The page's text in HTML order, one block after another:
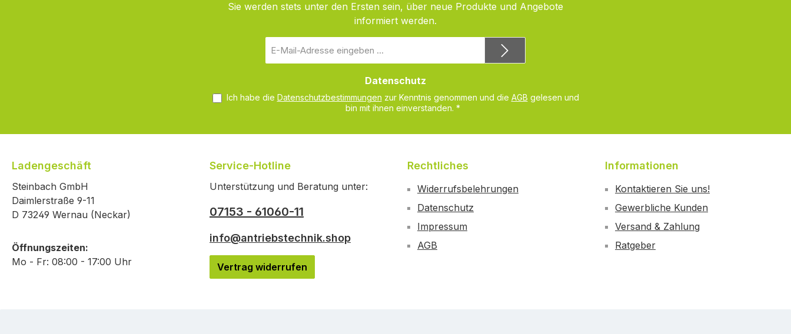
Sie werden stets unter den Ersten sein, über neue Produkte und Angebote
informiert werden.
Mail-
Datenschutz
Ich habe die Datenschutzbestimmungen zur Kenntnis genommen und die AGB gelesen und
bin mit ihnen einverstanden. *
Ladengeschäft
Steinbach GmbH
Daimlerstraße 9-11
D 73249 Wernau (Neckar)
Öffnungszeiten:
Mo - Fr: 08:00 - 17:00 Uhr
Service-Hotline
Unterstützung und Beratung unter:
07153 - 61060-11
info@antriebstechnik.shop
Vertrag widerrufen
Rechtliches
Widerrufsbelehrungen
Datenschutz
Impressum
AGB
Informationen
Kontaktieren Sie uns!
Gewerbliche Kunden
Versand & Zahlung
Ratgeber